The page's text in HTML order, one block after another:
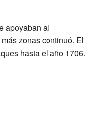
apoyaban al
zonas continuó. El
hasta el año 1706.